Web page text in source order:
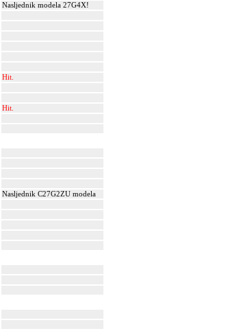
Nasljednik modela 27G4X!
Hit.
Hit.
Nasljednik C27G2ZU modela